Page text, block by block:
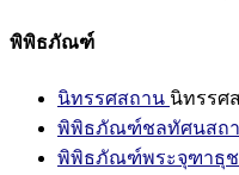
พิพิธภัณฑ์
นิทรรศสถาน นิทรรศ
พิพิธภัณฑ์ชลทัศนสถ
พิพิธภัณฑ์พระจุฑาธุช